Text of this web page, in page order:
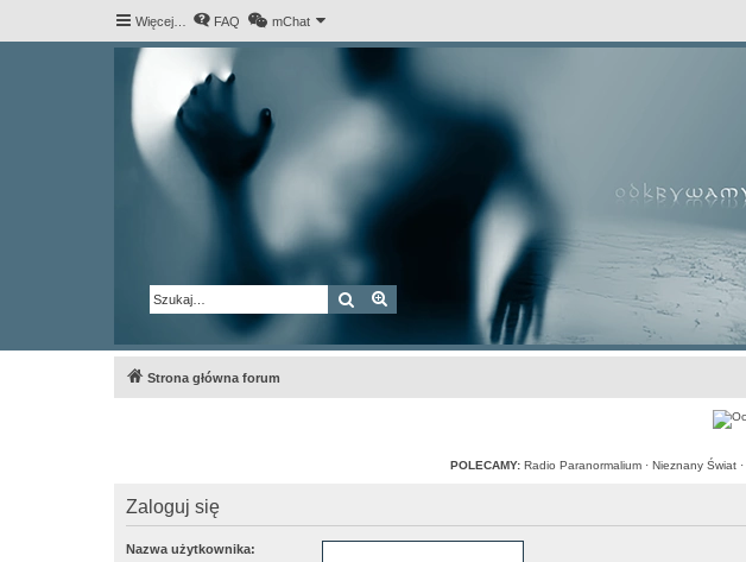
Więcej… FAQ mChat
Szukaj Wyszukiwanie zaawansowane
Strona główna forum
POLECAMY: Radio Paranormalium· Nieznany Świat·
Zaloguj się
Nazwa użytkownika: